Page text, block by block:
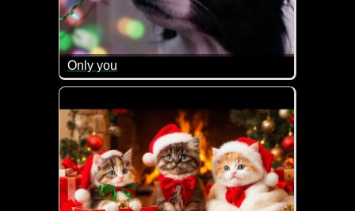
Only you
Ein sehr herzergreifendes Video, das uns an all